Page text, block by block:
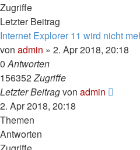
Zugriffe
Letzter Beitrag
Internet Explorer 11 wird nicht
von admin » 2. Apr 2018, 20:18
0Antworten
156352Zugriffe
Letzter Beitragvon admin
2. Apr 2018, 20:18
Themen
Antworten